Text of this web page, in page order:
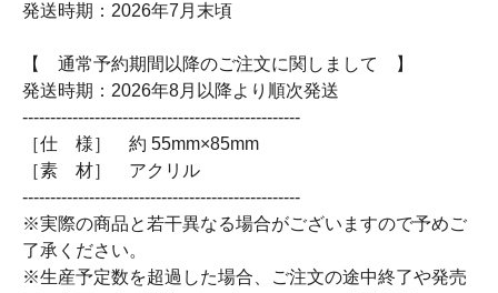
発送時期：2026年7月末頃
【 通常予約期間以降のご注文に関しまして 】
発送時期：2026年8月以降より順次発送
--------------------------------------------------
［仕 様］ 約 55mm×85mm
［素 材］ アクリル
--------------------------------------------------
※実際の商品と若干異なる場合がございますので予めご
了承ください。
※生産予定数を超過した場合、ご注文の途中終了や発売